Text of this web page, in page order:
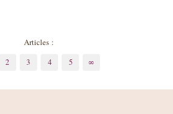
Articles :
2 3 4 5 ∞